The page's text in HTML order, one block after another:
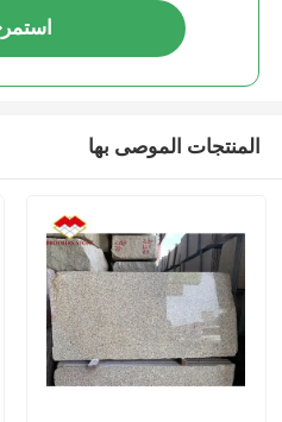
استمر
المنتجات الموصى بها